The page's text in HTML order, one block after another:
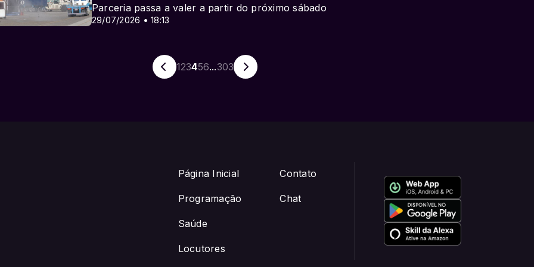
29/07/2026 • 18:13
Parceria passa a valer a partir do próximo sábado
123456...303
Página Inicial
Programação
Saúde
Locutores
Contato
Chat